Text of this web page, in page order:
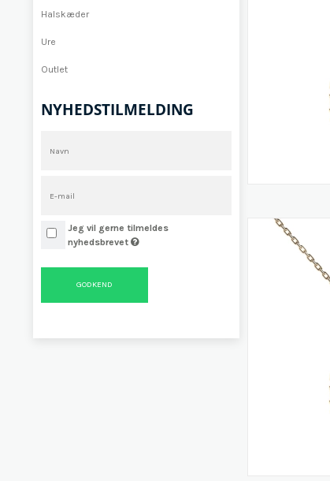
Halskæder
Ure
Outlet
NYHEDSTILMELDING
Jeg vil gerne tilmeldes
nyhedsbrevet
GODKEND